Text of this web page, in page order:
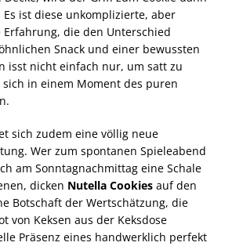
ist diese unkomplizierte, aber
die den Unterschied
Snack und einer bewussten
isst nicht einfach nur, um satt zu
in einem Moment des puren
sich zudem eine völlig neue
Wer zum spontanen Spieleabend
am Sonntagnachmittag eine Schale
dicken Nutella Cookies auf den
Botschaft der Wertschätzung, die
von Keksen aus der Keksdose
Präsenz eines handwerklich perfekt